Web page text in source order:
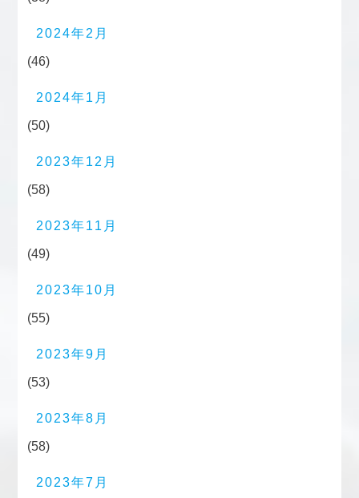
2024年2月
(46)
2024年1月
(50)
2023年12月
(58)
2023年11月
(49)
2023年10月
(55)
2023年9月
(53)
2023年8月
(58)
2023年7月